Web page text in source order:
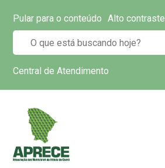
Pular para o conteúdo Alto contraste
Central de Atendimento